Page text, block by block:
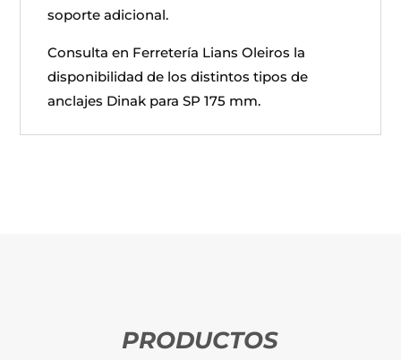
soporte adicional.
Consulta en Ferretería Lians Oleiros la
disponibilidad de los distintos tipos de
anclajes Dinak para SP 175 mm.
PRODUCTOS